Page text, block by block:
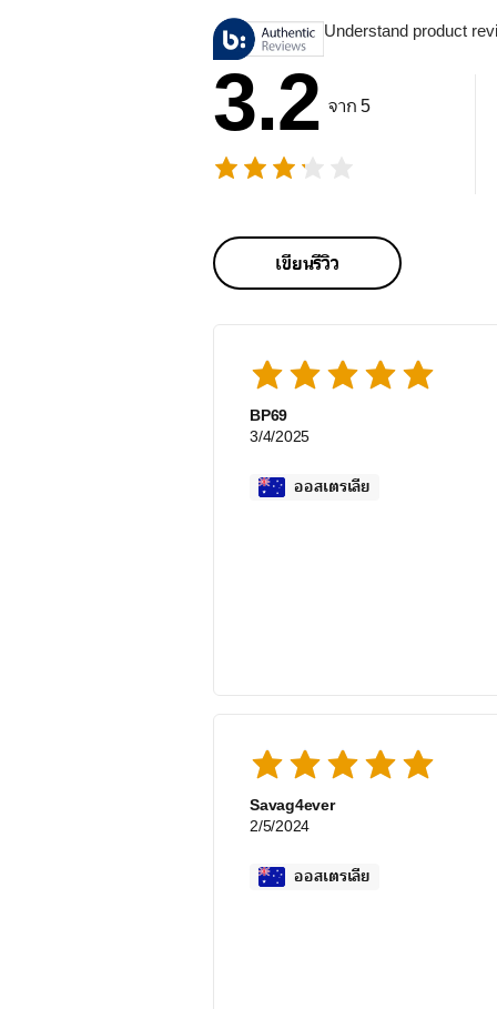
Understand product
3.2 จาก 5
เขียนรีวิว
BP69
3/4/2025
ออสเตรเลีย
Savag4ever
2/5/2024
ออสเตรเลีย